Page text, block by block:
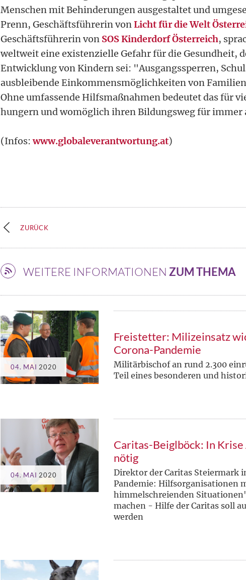
Menschen mit Behinderungen ausgestaltet und
Prenn, Geschäftsführerin vonLicht für die Welt
Geschäftsführerin von SOS Kinderdorf Österreich,
weltweit eine existenzielle Gefahr für die Gesundheit,
Entwicklung von Kindern sei: "Ausgangssperren,
ausbleibende Einkommensmöglichkeiten von
Ohne umfassende Hilfsmaßnahmen bedeutet das für
hungern und womöglich ihren Bildungsweg für immer
(Infos:www.globaleverantwortung.at)
ZURÜCK
WEITERE INFORMATIONEN ZUM THEMA
04. MAI 2020
Freistetter: Milizeinsatz
Corona-Pandemie
Militärbischof an rund 2.300
Teil eines besonderen und
04. MAI 2020
Caritas-Beiglböck: In
nötig
Direktor der Caritas Steiermark
Pandemie: Hilfsorganisationen
himmelschreienden
machen - Hilfe der Caritas soll
werden